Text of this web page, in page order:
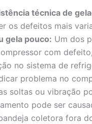
técnica de
os defeitos mais
gela pouco: Um dos
com
no sistema de
problema no
soltas ou vibração
pode ser
coletora fora